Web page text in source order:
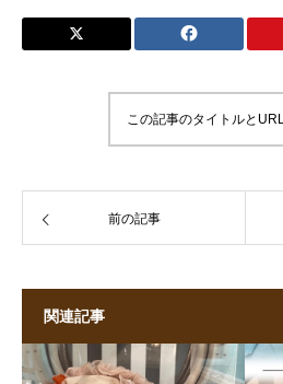
この記事のタイトルと
前の記事
関連記事